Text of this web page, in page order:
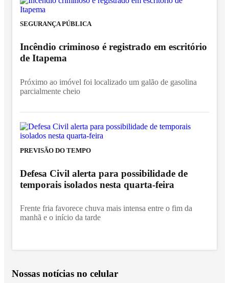
SEGURANÇA PÚBLICA
Incêndio criminoso é registrado em escritório
de Itapema
Próximo ao imóvel foi localizado um galão de gasolina
parcialmente cheio
PREVISÃO DO TEMPO
Defesa Civil alerta para possibilidade de
temporais isolados nesta quarta-feira
Frente fria favorece chuva mais intensa entre o fim da
manhã e o início da tarde
Nossas notícias no celular